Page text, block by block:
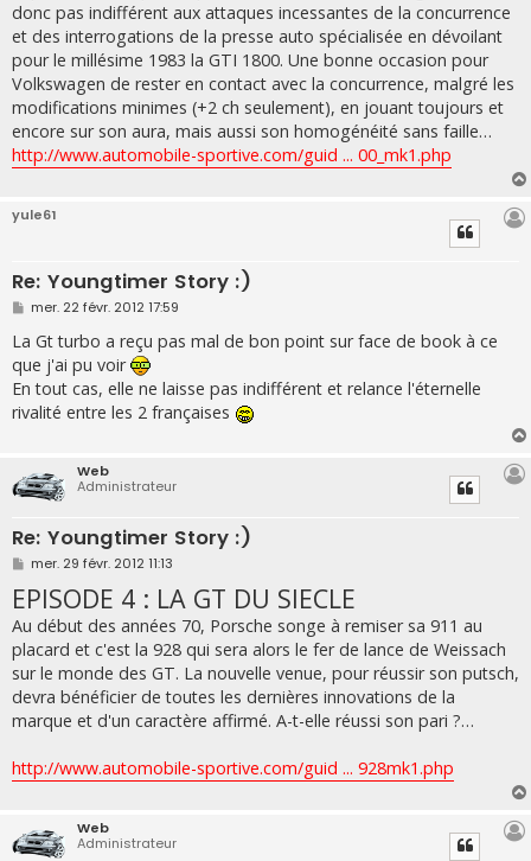
donc pas indifférent aux attaques incessantes de la concurrence
et des interrogations de la presse auto spécialisée en dévoilant
pour le millésime 1983 la GTI 1800. Une bonne occasion pour
Volkswagen de rester en contact avec la concurrence, malgré les
modifications minimes (+2 ch seulement), en jouant toujours et
encore sur son aura, mais aussi son homogénéité sans faille…
http://www.automobile-sportive.com/guid ... 00_mk1.php
yule61
Re: Youngtimer Story :)
M
s
s
a
g
e
mer. 22 févr. 2012 17:59
La Gt turbo a reçu pas mal de bon point sur face de book à ce
que j'ai pu voir
En tout cas, elle ne laisse pas indifférent et relance l'éternelle
rivalité entre les 2 françaises
Web
Administrateur
Re: Youngtimer Story :)
M
s
s
a
e
mer. 29 févr. 2012 11:13
EPISODE 4 : LA GT DU SIECLE
Au début des années 70, Porsche songe à remiser sa 911 au
placard et c'est la 928 qui sera alors le fer de lance de Weissach
sur le monde des GT. La nouvelle venue, pour réussir son putsch,
devra bénéficier de toutes les dernières innovations de la
marque et d'un caractère affirmé. A-t-elle réussi son pari ?…
http://www.automobile-sportive.com/guid ... 928mk1.php
Web
Administrateur